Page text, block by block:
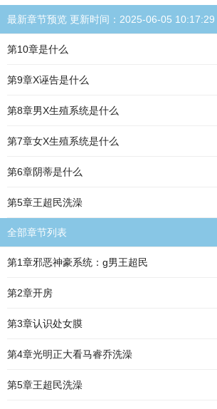
最新章节预览 更新时间：2025-06-05 10:17:29
第10章是什么
第9章X诬告是什么
第8章男X生殖系统是什么
第7章女X生殖系统是什么
第6章阴蒂是什么
第5章王超民洗澡
全部章节列表
第1章邪恶神豪系统：g男王超民
第2章开房
第3章认识处女膜
第4章光明正大看马睿乔洗澡
第5章王超民洗澡